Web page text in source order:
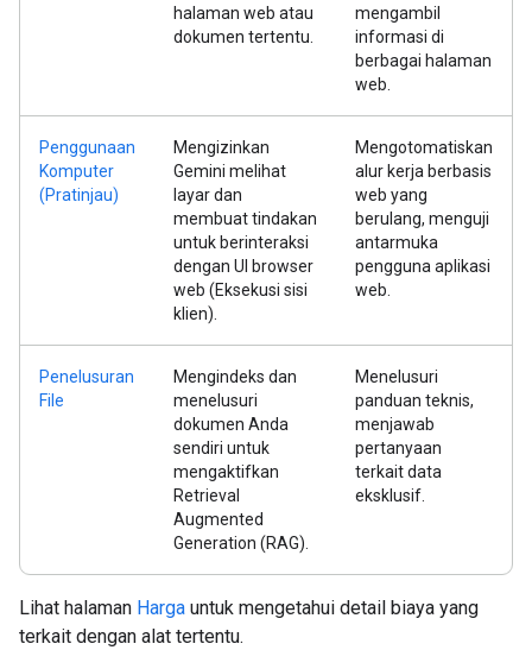
halaman web atau
dokumen tertentu.
mengambil
informasi di
berbagai halaman
web.
Penggunaan
Komputer
(Pratinjau)
Mengizinkan
Gemini melihat
layar dan
membuat tindakan
untuk berinteraksi
dengan UI browser
web (Eksekusi sisi
klien).
Mengotomatiskan
alur kerja berbasis
web yang
berulang, menguji
antarmuka
pengguna aplikasi
web.
Penelusuran
File
Mengindeks dan
menelusuri
dokumen Anda
sendiri untuk
mengaktifkan
Retrieval
Augmented
Generation (RAG).
Menelusuri
panduan teknis,
menjawab
pertanyaan
terkait data
eksklusif.
Lihat halaman Harga untuk mengetahui detail biaya yang
terkait dengan alat tertentu.